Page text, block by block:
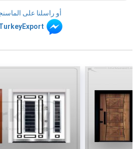
أو راسلنا على